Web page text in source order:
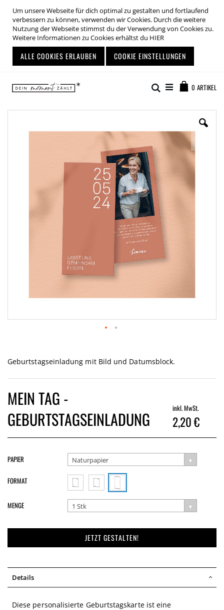
Um unsere Webseite für dich optimal zu gestalten und fortlaufend
verbessern zu können, verwenden wir Cookies. Durch die weitere
Nutzung der Webseite stimmst du der Verwendung von Cookies zu.
Weitere Informationen zu Cookies erhältst du HIER
ALLE COOKIES ERLAUBEN COOKIE EINSTELLUNGEN
Inhalt
springen
0 ARTIKEL
Suche
der
Bildgalerie
Geburtstagseinladung mit Bild und Datumsblock.
MEIN TAG -
GEBURTSTAGSEINLADUNG
inkl. MwSt.
2,20 €
MENGE 1 Stk
PAPIER Naturpapier
FORMAT
JETZT GESTALTEN!
Details
Diese personalisierte Geburtstagskarte ist eine